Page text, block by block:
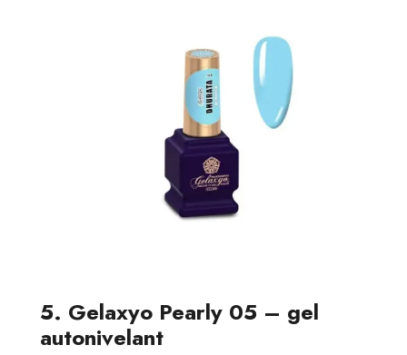
5. Gelaxyo Pearly 05 – gel
autonivelant